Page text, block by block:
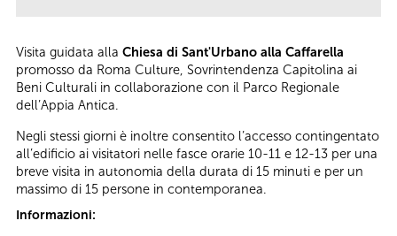
Visita guidata alla Chiesa di Sant'Urbano alla Caffarella
promosso da Roma Culture, Sovrintendenza Capitolina ai
Beni Culturali in collaborazione con il Parco Regionale
dell’Appia Antica.
Negli stessi giorni è inoltre consentito l’accesso contingentato
all’edificio ai visitatori nelle fasce orarie 10-11 e 12-13 per una
breve visita in autonomia della durata di 15 minuti e per un
massimo di 15 persone in contemporanea.
Informazioni: